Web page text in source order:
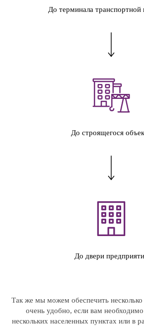
До терминала транспортной
До строящегося
До двери
Так же мы можем обеспечить несколько
очень удобно, если вам
нескольких населенных пунктах или в